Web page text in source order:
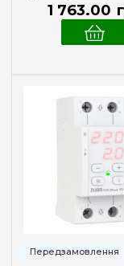
1 763.00